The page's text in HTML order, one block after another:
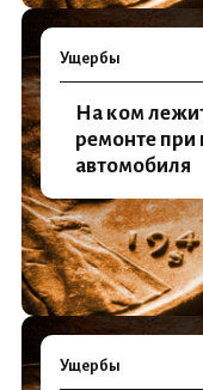
Ущербы
На ком
ремонте
автомобиля
Ущербы